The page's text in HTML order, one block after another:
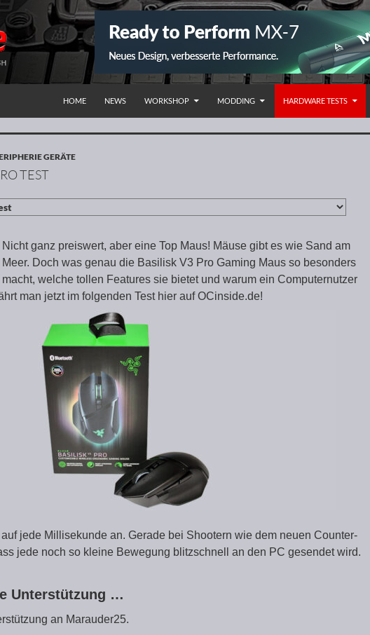
HOME
NEWS WORKSHOP MODDING HARDWARE TESTS
GERÄTE
TEST
Nicht ganz preiswert, aber eine Top Maus! Mäuse gibt es wie Sand am
Meer. Doch was genau die Basilisk V3 Pro Gaming Maus so besonders
macht, welche tollen Features sie bietet und warum ein Computernutzer
man jetzt im folgenden Test hier auf OCinside.de!
jede Millisekunde an. Gerade bei Shootern wie dem neuen Counter-
jede noch so kleine Bewegung blitzschnell an den PC gesendet wird.
Unterstützung …
an Marauder25.